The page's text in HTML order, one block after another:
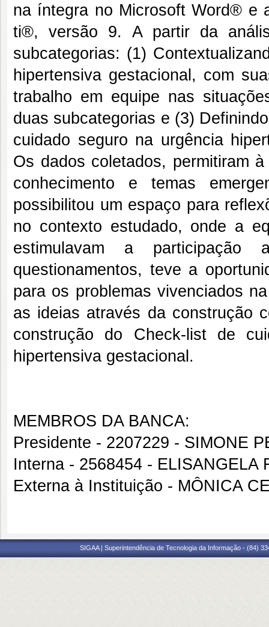
na íntegra no Microsoft Word® e
ti®, versão 9. A partir da
subcategorias: (1)
hipertensiva gestacional, com
trabalho em equipe nas
duas subcategorias e (3)
cuidado seguro na urgência
Os dados coletados, permitiram
conhecimento e temas
possibilitou um espaço para
no contexto estudado, onde a
estimulavam a
questionamentos, teve a
para os problemas vivenciados
as ideias através da construção
construção do Check-list de
hipertensiva gestacional.
MEMBROS DA BANCA:
Presidente - 2207229 - SIMONE
Interna - 2568454 - ELISANGELA
Externa à Instituição - MÔNICA
SIGAA | Superintendência de Tecnologia da Informação - (84)